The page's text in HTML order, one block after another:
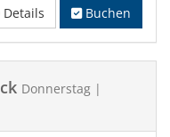
Details Buchen
Donnerstag |